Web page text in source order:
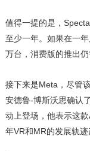
值得一提的是，
至少一年。如果在一
万台，消费版的推出仍
接下来是Meta，尽管
安德鲁-博斯沃思确认
动上登场，他表示这
年VR和MR的发展轨迹